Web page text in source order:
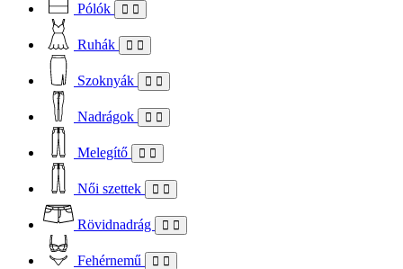
Pólók
Ruhák
Szoknyák
Nadrágok
Melegítő
Női szettek
Rövidnadrág
Fehérnemű